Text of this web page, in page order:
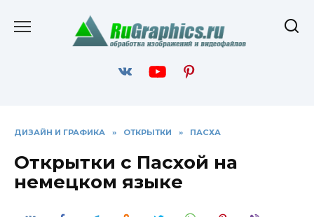
содержанию
ДИЗАЙН И ГРАФИКА » ОТКРЫТКИ » ПАСХА
Открытки с Пасхой на
немецком языке